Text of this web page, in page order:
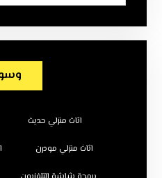
اثاث منزلي حديث
اثاث منزلي مودرن